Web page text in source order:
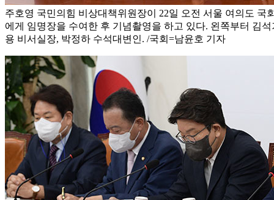
주호영 국민의힘 비상대책위원장이 22일 오전 서울 여의도 국
에게 임명장을 수여한 후 기념촬영을 하고 있다. 왼쪽부터 김
용 비서실장, 박정하 수석대변인. /국회=남윤호 기자